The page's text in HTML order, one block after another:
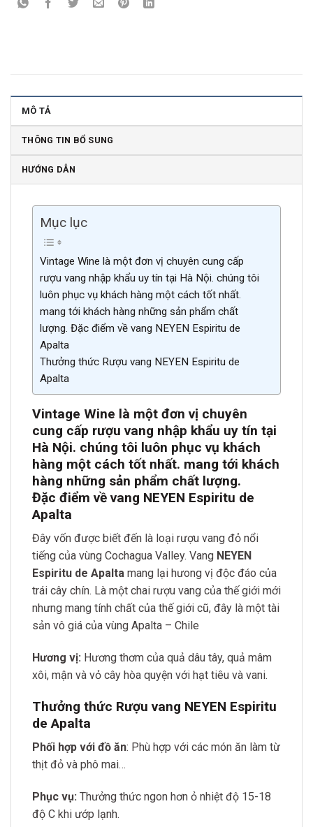
MÔ TẢ
THÔNG TIN BỔ SUNG
HƯỚNG DẪN
Mục lục
Vintage Wine là một đơn vị chuyên cung cấp
rượu vang nhập khẩu uy tín tại Hà Nội. chúng tôi
luôn phục vụ khách hàng một cách tốt nhất.
mang tới khách hàng những sản phẩm chất
lượng. Đặc điểm về vang NEYEN Espiritu de
Apalta
Thưởng thức Rượu vang NEYEN Espiritu de
Apalta
Vintage Wine là một đơn vị chuyên
cung cấp rượu vang nhập khẩu uy tín tại
Hà Nội. chúng tôi luôn phục vụ khách
hàng một cách tốt nhất. mang tới khách
hàng những sản phẩm chất lượng.
Đặc điểm về vang NEYEN Espiritu de
Apalta
Đây vốn được biết đến là loại rượu vang đỏ nổi
tiếng của vùng Cochagua Valley. Vang NEYEN
Espiritu de Apalta mang lại hưong vị độc đáo của
trái cây chín. Là một chai rượu vang của thế giới mới
nhưng mang tính chất của thế giới cũ, đây là một tài
sản vô giá của vùng Apalta – Chile
Hương vị: Hương thơm của quả dâu tây, quả mâm
xôi, mận và vỏ cây hòa quyện với hạt tiêu và vani.
Thưởng thức Rượu vang NEYEN Espiritu
de Apalta
Phối hợp với đồ ăn: Phù hợp với các món ăn làm từ
thịt đỏ và phô mai…
Phục vụ: Thưởng thức ngon hơn ỏ nhiệt độ 15-18
độ C khi ướp lạnh.